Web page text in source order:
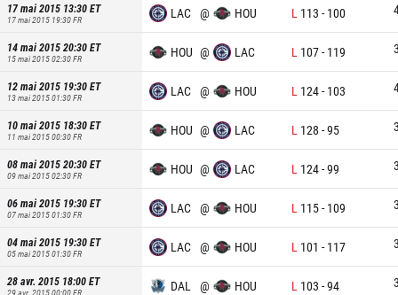
17 mai 2015 13:30ET
17 mai 2015 19:30FR LAC @ HOU L 113 - 100
14 mai 2015 20:30ET
15 mai 2015 02:30FR HOU @ LAC L 107- 119
12 mai 2015 19:30ET
13 mai 2015 01:30FR LAC @ HOU L 124- 103
10 mai 2015 18:30ET
11 mai 2015 00:30FR HOU @ LAC L 128 -95
08 mai 2015 20:30ET
09 mai 2015 02:30FR HOU @ LAC L 124-99
06 mai 2015 19:30ET
07 mai 2015 01:30FR LAC @ HOU L 115- 109
04 mai 2015 19:30ET
05 mai 2015 01:30FR LAC @ HOU L 101 - 117
28 avr. 2015 18:00ET DAL @ HOU L 103 -94